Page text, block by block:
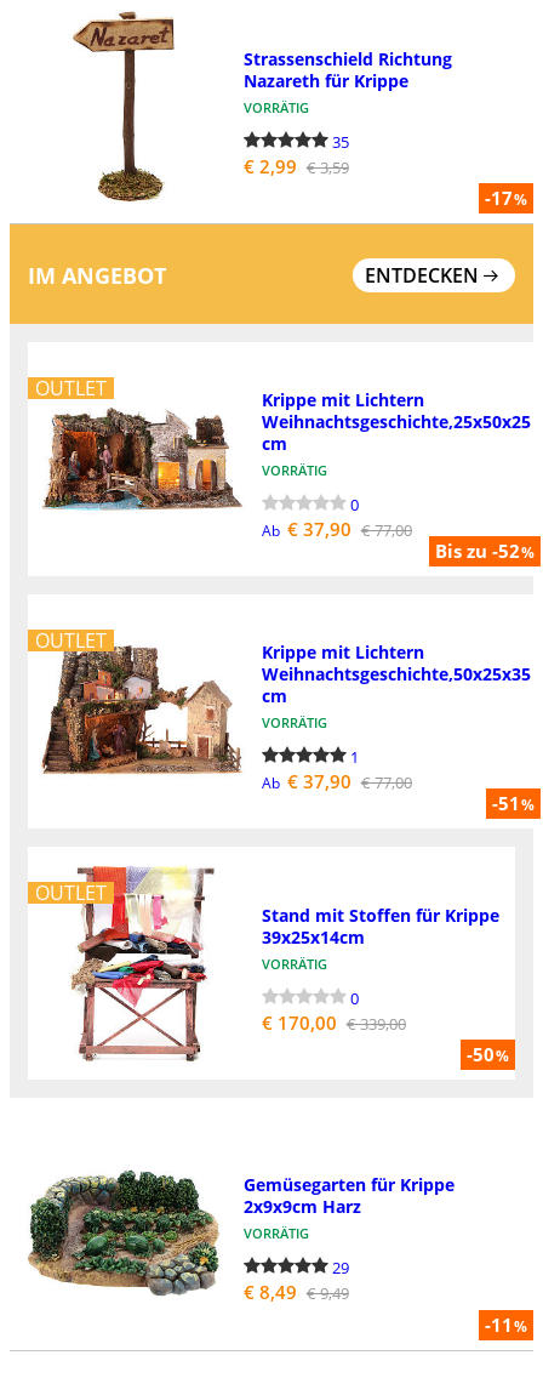
-17%
Strassenschield Richtung
Nazareth für Krippe
VORRÄTIG
35
€ 2,99 € 3,59
IM ANGEBOT ENTDECKEN
OUTLET
Bis zu -52%
Krippe mit Lichtern
Weihnachtsgeschichte,25x50x25
cm
VORRÄTIG
0
Ab € 37,90 € 77,00
OUTLET
-51%
Krippe mit Lichtern
Weihnachtsgeschichte,50x25x35
cm
VORRÄTIG
1
Ab € 37,90 € 77,00
OUTLET
-50%
Stand mit Stoffen für Krippe
39x25x14cm
VORRÄTIG
0
€ 170,00 € 339,00
-11%
Gemüsegarten für Krippe
2x9x9cm Harz
VORRÄTIG
29
€ 8,49 € 9,49